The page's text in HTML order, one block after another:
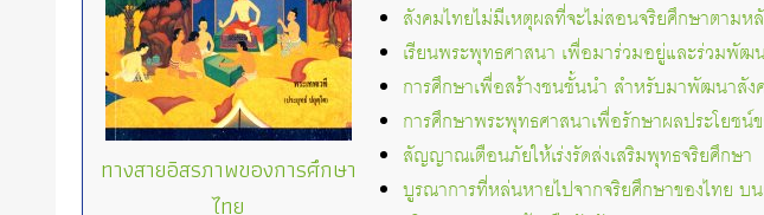
ทางสายอิสรภาพของการศึกษา
ไทย
สังคมไทยไม่มีเหตุผลที่จะไม่สอนจริยศึกษาตาม
เรียนพระพุทธศาสนา เพื่อมาร่วมอยู่และร่วมพัฒ
การศึกษาเพื่อสร้างชนชั้นนำ สำหรับมาพัฒนาสัง
การศึกษาพระพุทธศาสนาเพื่อรักษาผลประโยชน์
สัญญาณเตือนภัยให้เร่งรัดส่งเสริมพุทธจริยศึกษา
บูรณาการที่หล่นหายไปจากจริยศึกษาของไทย บ